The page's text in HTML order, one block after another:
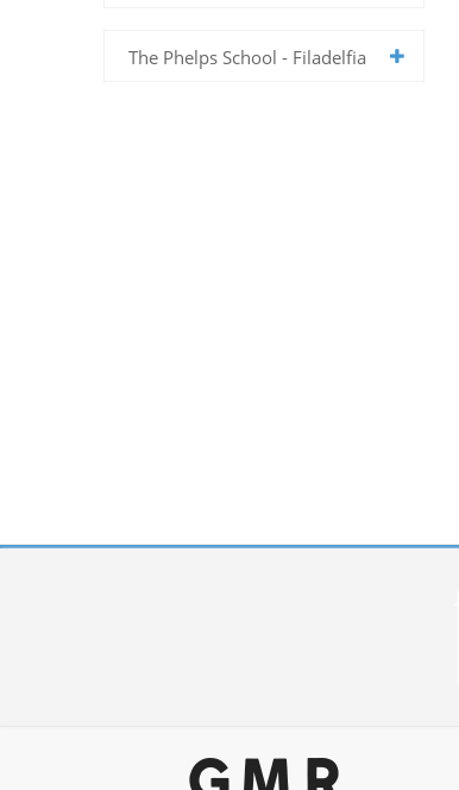
The Phelps School - Filadelfia